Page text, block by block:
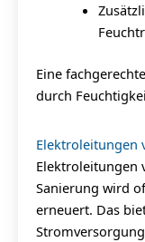
Eine
durch
Elektroleitungen
Elektroleitungen
Sanierung wird
erneuert. Das